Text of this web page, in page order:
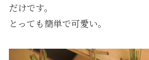
だけです。
とっても簡単で可愛い。